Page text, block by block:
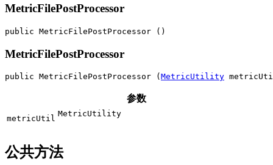
MetricFilePostProcessor
public MetricFilePostProcessor ()
MetricFilePostProcessor
public MetricFilePostProcessor ( MetricUtility
参数
metricUtil
MetricUtility
公共方法